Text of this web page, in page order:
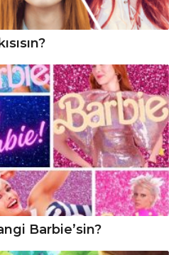
Barbie’sin?